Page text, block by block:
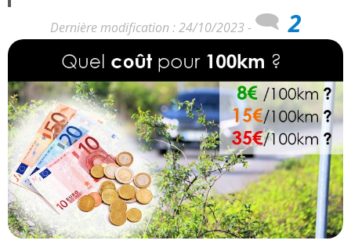
Dernière modification : 24/10/2023 - 2